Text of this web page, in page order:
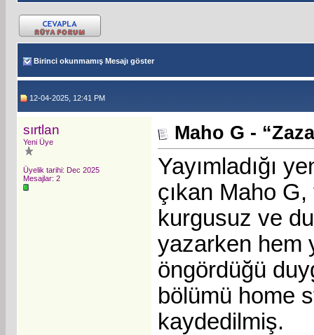
Birinci okunmamış Mesajı göster
12-04-2025, 12:41 PM
sırtlan
Yeni Üye
Üyelik tarihi: Dec 2025
Mesajlar: 2
Maho G -
Yayımladığı
çıkan Maho
kurgusuz ve
yazarken hem
öngördüğü
bölümü home
kaydedilmiş.